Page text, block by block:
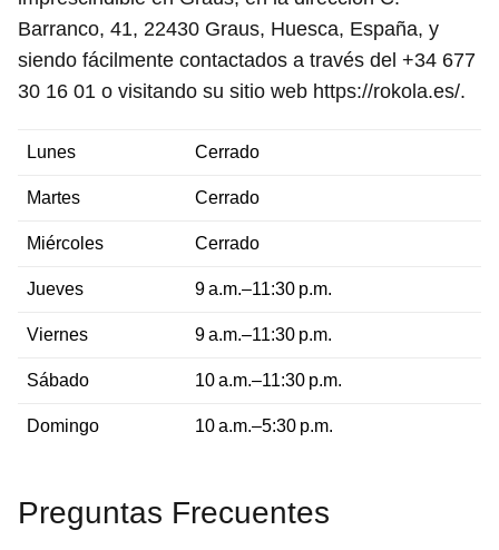
Barranco, 41, 22430 Graus, Huesca, España, y
siendo fácilmente contactados a través del +34 677
30 16 01 o visitando su sitio web https://rokola.es/.
Lunes Cerrado
Martes Cerrado
Miércoles Cerrado
Jueves 9 a.m.–11:30 p.m.
Viernes 9 a.m.–11:30 p.m.
Sábado 10 a.m.–11:30 p.m.
Domingo 10 a.m.–5:30 p.m.
Preguntas Frecuentes